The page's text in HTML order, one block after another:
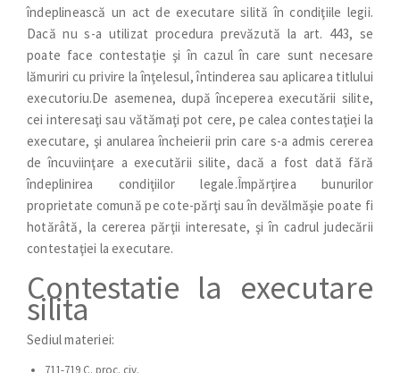
îndeplinească un act de executare silită în condiţiile legii.
Dacă nu s-a utilizat procedura prevăzută la art. 443, se
poate face contestaţie şi în cazul în care sunt necesare
lămuriri cu privire la înţelesul, întinderea sau aplicarea titlului
executoriu.De asemenea, după începerea executării silite,
cei interesaţi sau vătămaţi pot cere, pe calea contestaţiei la
executare, şi anularea încheierii prin care s-a admis cererea
de încuviinţare a executării silite, dacă a fost dată fără
îndeplinirea condiţiilor legale.Împărţirea bunurilor
proprietate comună pe cote-părţi sau în devălmăşie poate fi
hotărâtă, la cererea părţii interesate, şi în cadrul judecării
contestaţiei la executare.
Contestatie la executare
silita
Sediul materiei:
711-719 C. proc. civ.